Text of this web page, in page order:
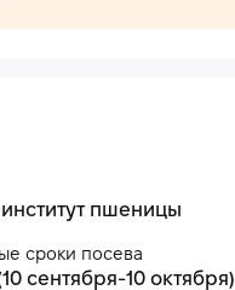
пшеницы
сроки посева
сентября-10 октября)